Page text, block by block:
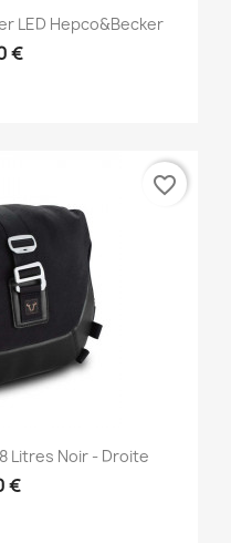
LED Hepco&Becker
€
Litres Noir - Droite
€
favorite_border